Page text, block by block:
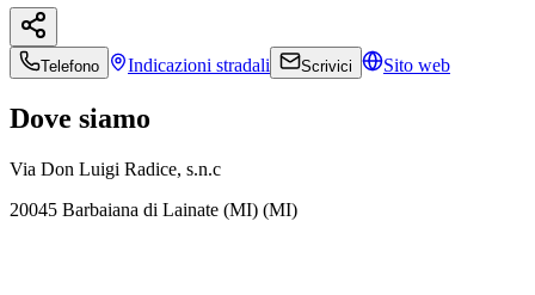
Telefono Indicazioni stradali Scrivici Sito web
Dove siamo
Via Don Luigi Radice, s.n.c
20045 Barbaiana di Lainate (MI) (MI)